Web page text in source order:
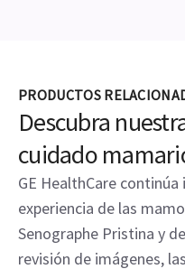
Preparación para el
Bonnie Rush, experta en
y autora, habla sobre la
experiencia de las